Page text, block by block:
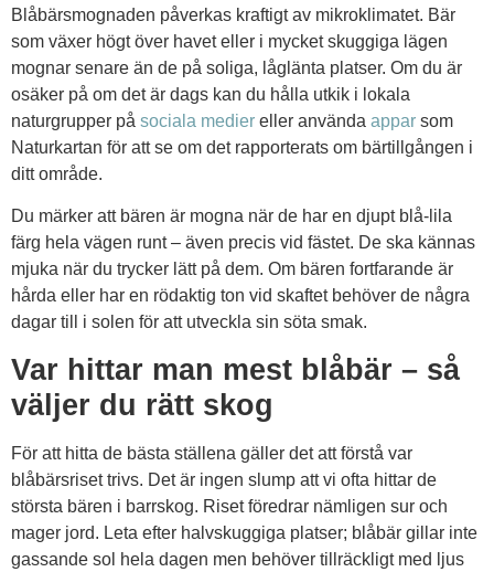
Blåbärsmognaden påverkas kraftigt av mikroklimatet. Bär
som växer högt över havet eller i mycket skuggiga lägen
mognar senare än de på soliga, låglänta platser. Om du är
osäker på om det är dags kan du hålla utkik i lokala
naturgrupper på sociala medier eller använda appar som
Naturkartan för att se om det rapporterats om bärtillgången i
ditt område.
Du märker att bären är mogna när de har en djupt blå-lila
färg hela vägen runt – även precis vid fästet. De ska kännas
mjuka när du trycker lätt på dem. Om bären fortfarande är
hårda eller har en rödaktig ton vid skaftet behöver de några
dagar till i solen för att utveckla sin söta smak.
Var hittar man mest blåbär – så
väljer du rätt skog
För att hitta de bästa ställena gäller det att förstå var
blåbärsriset trivs. Det är ingen slump att vi ofta hittar de
största bären i barrskog. Riset föredrar nämligen sur och
mager jord. Leta efter halvskuggiga platser; blåbär gillar inte
gassande sol hela dagen men behöver tillräckligt med ljus